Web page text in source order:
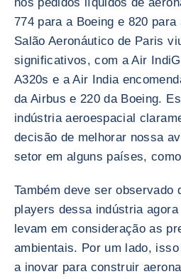
774 para a Boeing e 820
Salão Aeronáutico de Paris
significativos, com a Air
A320s e a Air India
da Airbus e 220 da Boeing.
indústria aeroespacial
decisão de melhorar nossa
setor em alguns países,
Também deve ser observado
players dessa indústria
levam em consideração as
ambientais. Por um lado,
a inovar para construir